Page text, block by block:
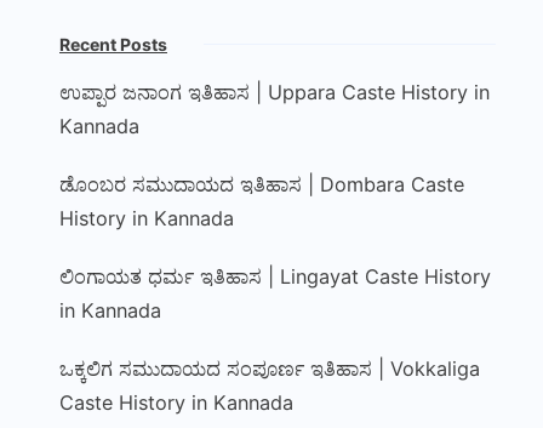
Recent Posts
ಉಪ್ಪಾರ ಜನಾಂಗ ಇತಿಹಾಸ | Uppara Caste History in
Kannada
ಡೊಂಬರ ಸಮುದಾಯದ ಇತಿಹಾಸ | Dombara Caste
History in Kannada
ಲಿಂಗಾಯತ ಧರ್ಮ ಇತಿಹಾಸ | Lingayat Caste History
in Kannada
ಒಕ್ಕಲಿಗ ಸಮುದಾಯದ ಸಂಪೂರ್ಣ ಇತಿಹಾಸ | Vokkaliga
Caste History in Kannada